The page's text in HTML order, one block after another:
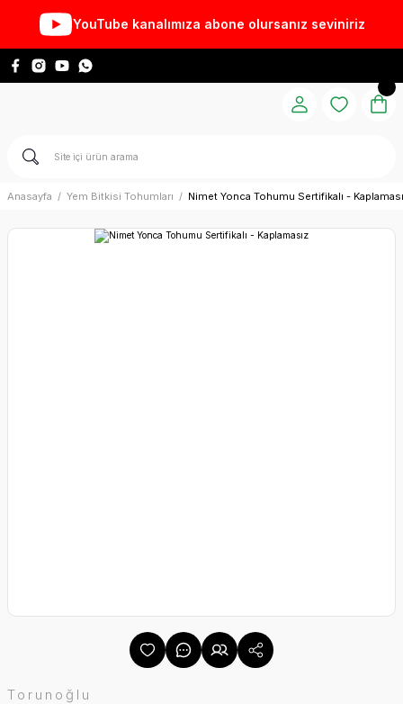
YouTube kanalımıza abone olursanız seviniriz
Anasayfa Yem Bitkisi Tohumları Nimet Yonca Tohumu Sertifikalı -
Torunoğlu